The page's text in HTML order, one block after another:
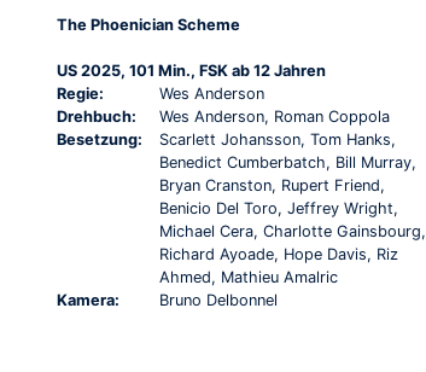
The Phoenician Scheme
US 2025, 101 Min., FSK ab 12 Jahren
Regie:
Wes Anderson
Drehbuch:
Wes Anderson, Roman Coppola
Besetzung:
Scarlett Johansson, Tom Hanks,
Benedict Cumberbatch, Bill Murray,
Bryan Cranston, Rupert Friend,
Benicio Del Toro, Jeffrey Wright,
Michael Cera, Charlotte Gainsbourg,
Richard Ayoade, Hope Davis, Riz
Ahmed, Mathieu Amalric
Kamera:
Bruno Delbonnel